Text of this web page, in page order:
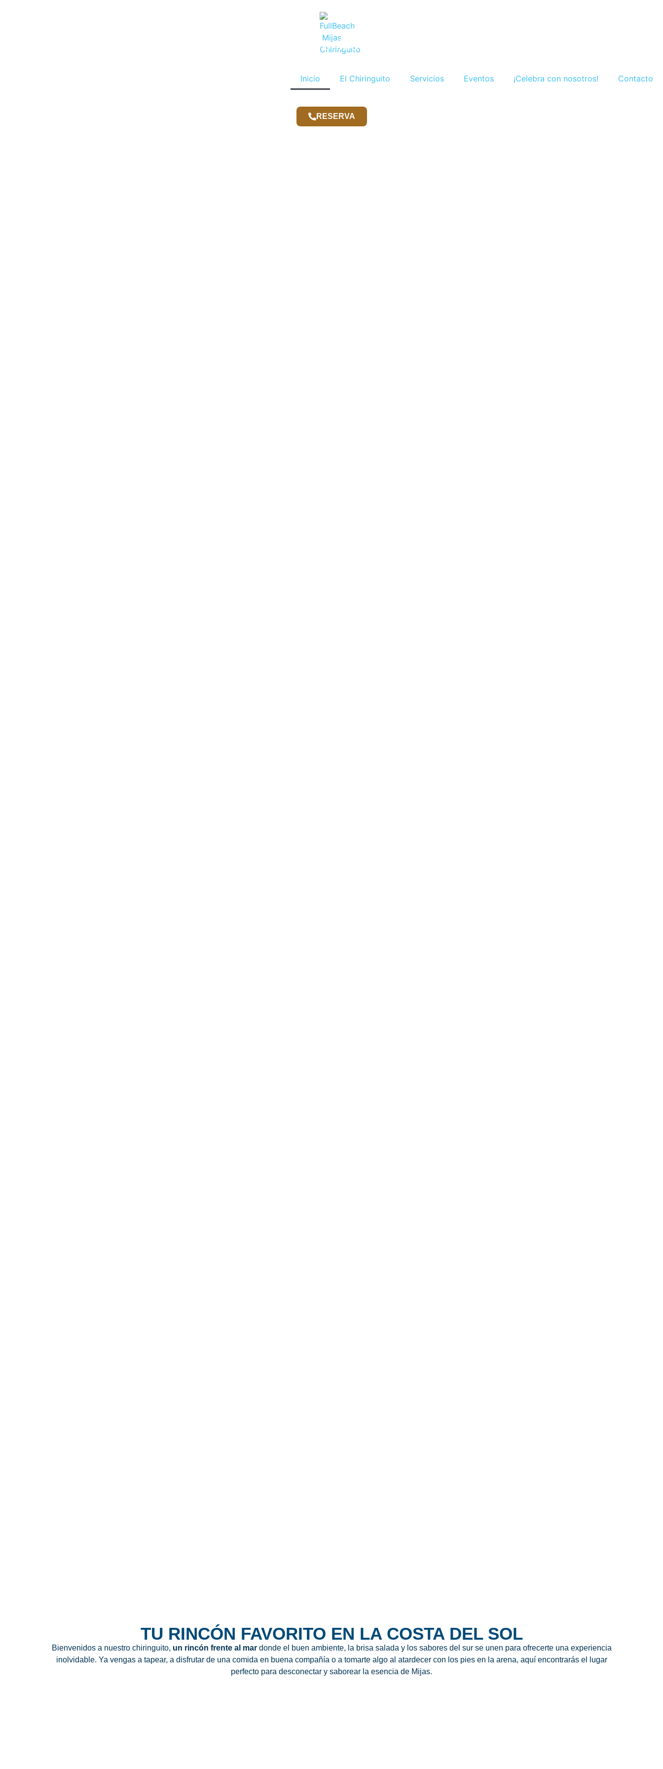
Inicio El Chiringuito Servicios Eventos ¡Celebra con nosotros! Contacto
Bienvenidos a
RESERVA
TU RINCÓN FAVORITO EN LA COSTA DEL SOL
Bienvenidos a nuestro chiringuito, un rincón frente al mardonde el buen ambiente, la brisa salada y los sabores del sur se unen para ofrecerte una experiencia
inolvidable. Ya vengas a tapear, a disfrutar de una comida en buena compañía o a tomarte algo al atardecer con los pies en la arena, aquí encontrarás el lugar
perfecto para desconectar y saborear la esencia de Mijas.